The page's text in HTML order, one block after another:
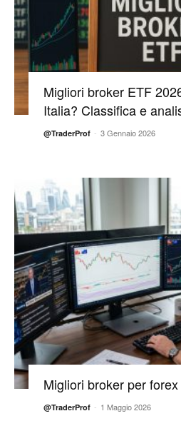
Migliori broker ETF
Italia? Classifica e
@TraderProf - 3 Gennaio 2026
Migliori broker per
@TraderProf - 1 Maggio 2026